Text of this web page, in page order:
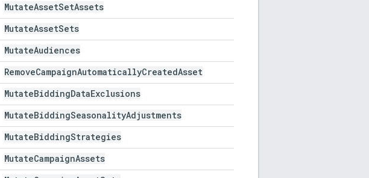
MutateAssetSetAssets
MutateAssetSets
MutateAudiences
RemoveCampaignAutomaticallyCreatedAsset
MutateBiddingDataExclusions
MutateBiddingSeasonalityAdjustments
MutateBiddingStrategies
MutateCampaignAssets